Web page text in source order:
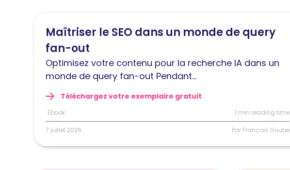
l'article
Maîtriser
SEO
monde
query
fan-
Maîtriser le SEO dans un monde de query
fan-out
Optimisez votre contenu pour la recherche IA dans un
monde de query fan-out Pendant...
Téléchargez votre exemplaire gratuit
Ebook 1 min reading time
7 juillet 2026 Par François Goube